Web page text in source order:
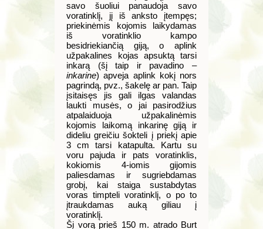
savo šuoliui panaudoja savo
voratinklį, jį iš anksto įtempęs;
priekinėmis kojomis laikydamas
iš voratinklio kampo
besidriekiančią giją, o aplink
užpakalines kojas apsuktą tarsi
inkarą (šį taip ir pavadino –
inkarine) apveja aplink kokį nors
pagrindą, pvz., šakelę ar pan. Taip
įsitaisęs jis gali ilgas valandas
laukti musės, o jai pasirodžius
atpalaiduoja užpakalinėmis
kojomis laikomą inkarinę giją ir
dideliu greičiu šokteli į priekį apie
3 cm tarsi katapulta. Kartu su
voru pajuda ir pats voratinklis,
kokiomis 4-iomis gijomis
paliesdamas ir sugriebdamas
grobį, kai staiga sustabdytas
voras timpteli voratinklį, o po to
įtraukdamas auką giliau į
voratinklį.
Šį vorą prieš 150 m. atrado Burt